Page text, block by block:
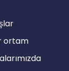
ortam